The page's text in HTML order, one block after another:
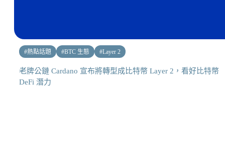
#熱點話題 #BTC 生態 #Layer 2
老牌公鏈 Cardano 宣布將轉型成比特幣 Layer 2，看好比特幣
DeFi 潛力